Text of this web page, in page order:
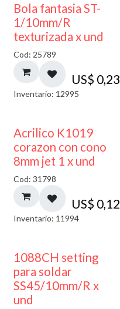
Bola fantasia ST-
1/10mm/R
texturizada x und
Cod: 25789
US$ 0,23
Inventario: 12995
Acrilico K1019
corazon con cono
8mm jet 1 x und
Cod: 31798
US$ 0,12
Inventario: 11994
1088CH setting
para soldar
SS45/10mm/R x
und